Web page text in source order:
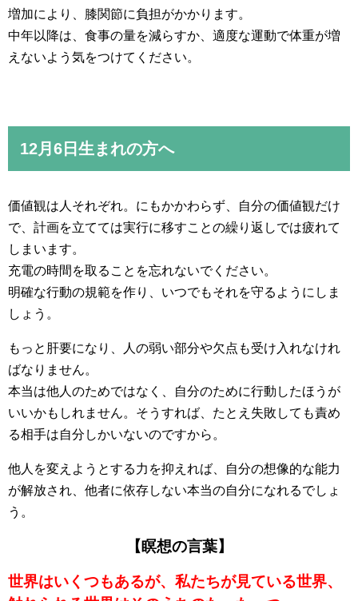
増加により、膝関節に負担がかかります。
中年以降は、食事の量を減らすか、適度な運動で体重が増
えないよう気をつけてください。
12月6日生まれの方へ
価値観は人それぞれ。にもかかわらず、自分の価値観だけ
で、計画を立てては実行に移すことの繰り返しでは疲れて
しまいます。
充電の時間を取ることを忘れないでください。
明確な行動の規範を作り、いつでもそれを守るようにしま
しょう。
もっと肝要になり、人の弱い部分や欠点も受け入れなけれ
ばなりません。
本当は他人のためではなく、自分のために行動したほうが
いいかもしれません。そうすれば、たとえ失敗しても責め
る相手は自分しかいないのですから。
他人を変えようとする力を抑えれば、自分の想像的な能力
が解放され、他者に依存しない本当の自分になれるでしょ
う。
【瞑想の言葉】
世界はいくつもあるが、私たちが見ている世界、